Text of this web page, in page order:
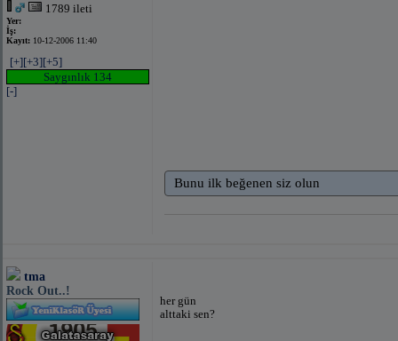
1789 ileti
Yer:
İş:
Kayıt: 10-12-2006 11:40
[+][+3][+5]
Saygınlık 134
[-]
Bunu ilk beğenen siz olun
tma
Rock Out..!
her gün
alttaki sen?